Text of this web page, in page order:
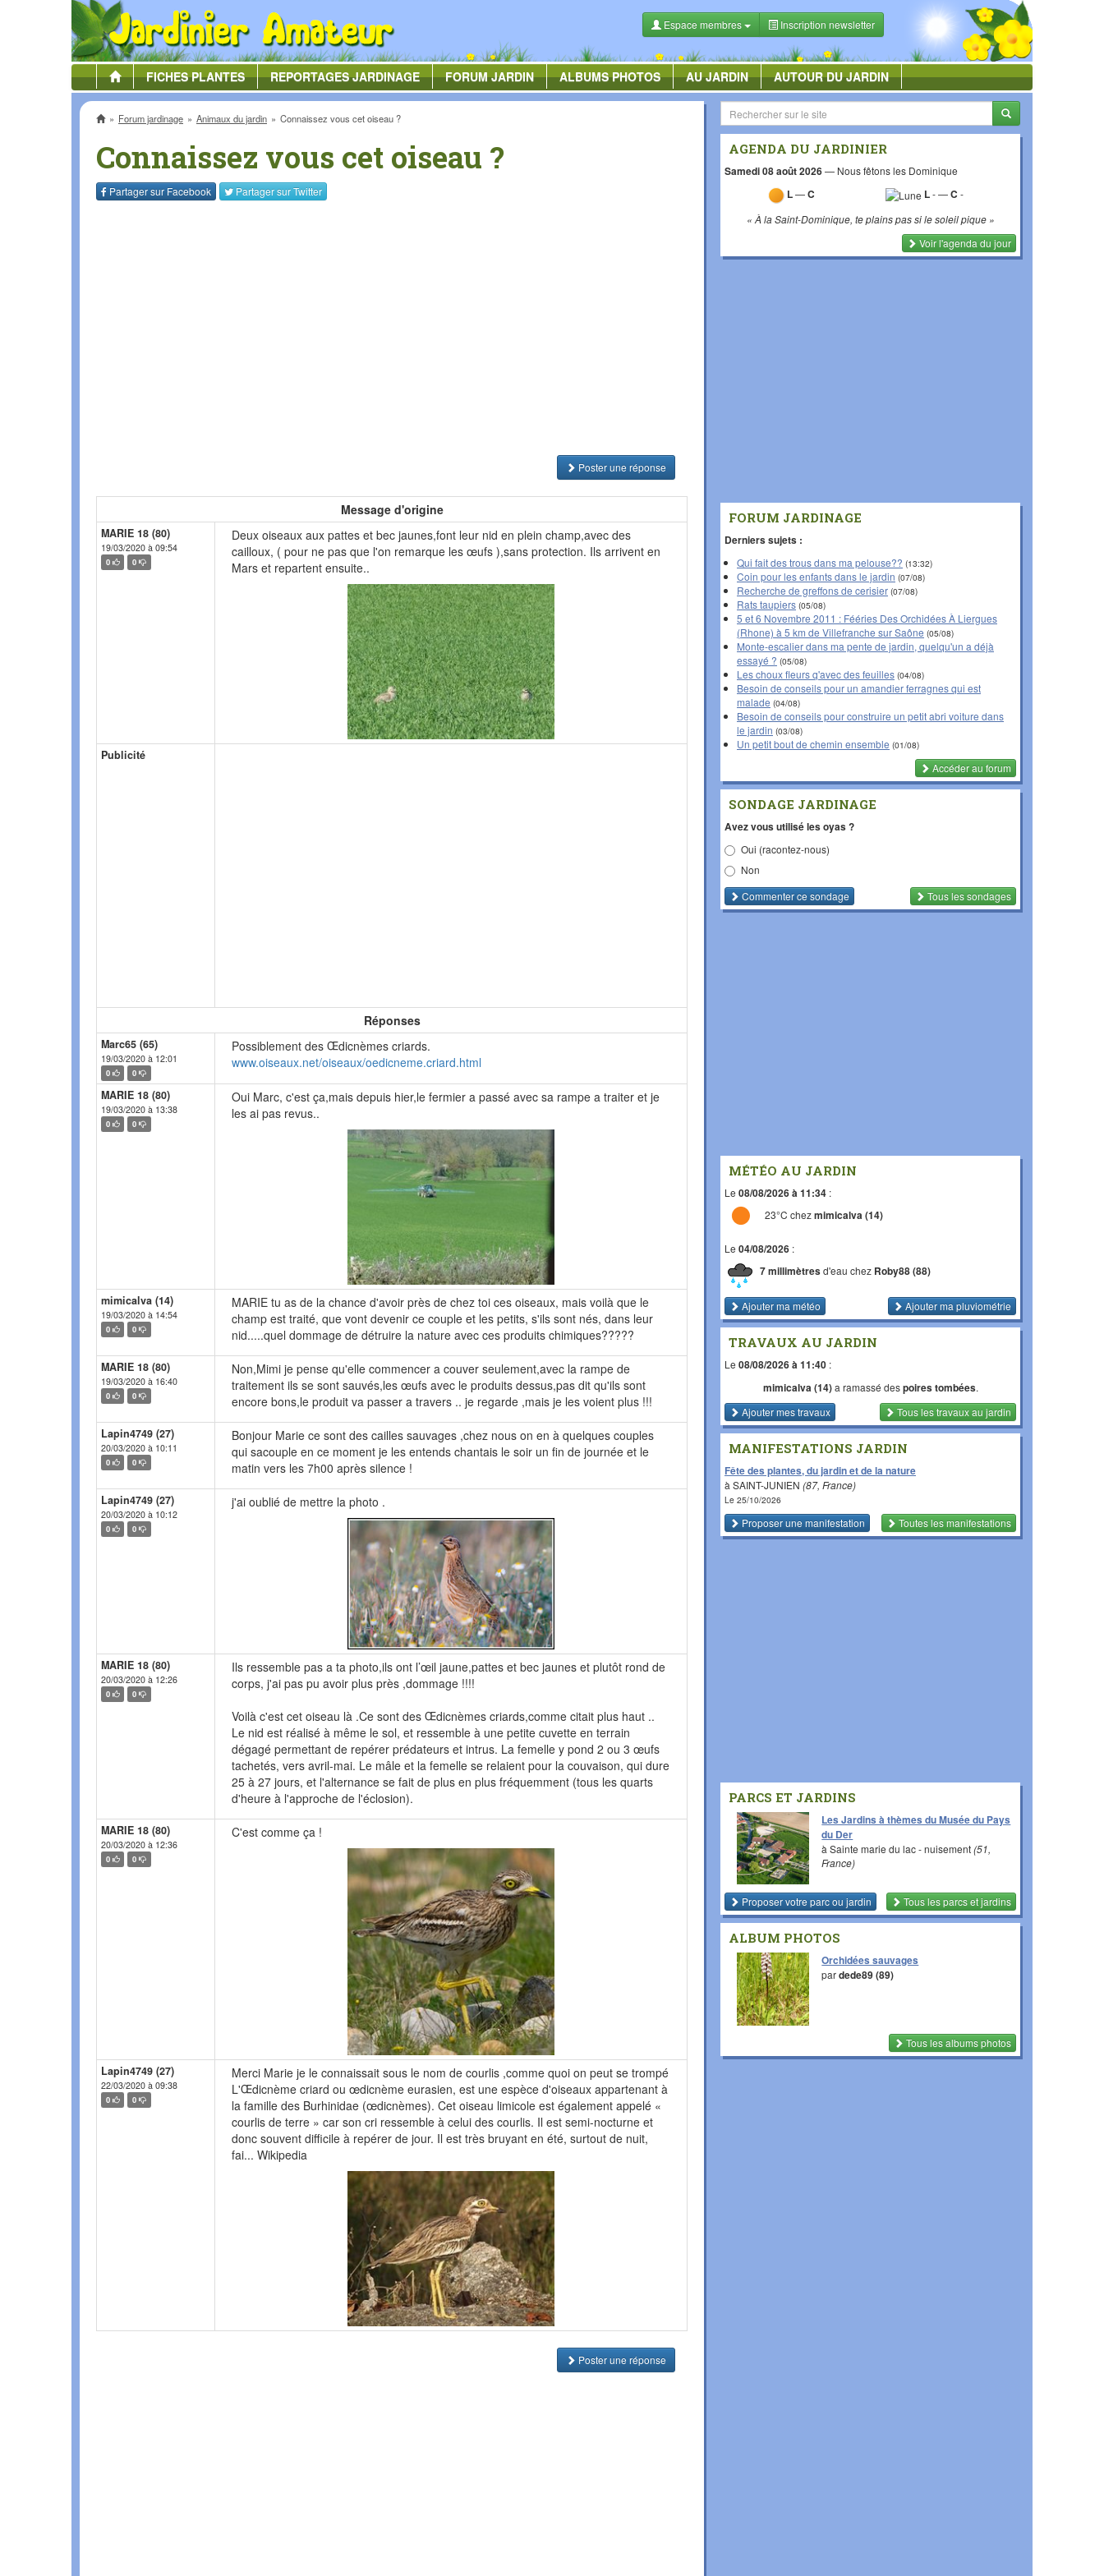
Espace membres Inscription newsletter
FICHESPLANTES REPORTAGESJARDINAGE FORUMJARDIN ALBUMSPHOTOS AU JARDIN AUTOUR DU JARDIN
AccueilForum jardinage Animaux du jardin Connaissez vous cet oiseau ?
Connaissez vous cet oiseau ?
Partager sur Facebook Partager surTwitter
Poster une réponse
Message d'origine
MARIE 18 (80)
19/03/2020 à 09:54
0 0
Deux oiseaux aux pattes et bec jaunes,font leur nid en plein champ,avec des
cailloux, ( pour ne pas que l'on remarque les œufs ),sans protection. Ils arrivent en
Mars et repartent ensuite..
Publicité
Réponses
Marc65 (65)
19/03/2020 à 12:01
0 0
Possiblement des Œdicnèmes criards.
www.oiseaux.net/oiseaux/oedicneme.criard.html
MARIE 18 (80)
19/03/2020 à 13:38
0 0
Oui Marc, c'est ça,mais depuis hier,le fermier a passé avec sa rampe a traiter et je
les ai pas revus..
mimicalva (14)
19/03/2020 à 14:54
0 0
MARIE tu as de la chance d'avoir près de chez toi ces oiseaux, mais voilà que le
champ est traité, que vont devenir ce couple et les petits, s'ils sont nés, dans leur
nid.....quel dommage de détruire la nature avec ces produits chimiques?????
MARIE 18 (80)
19/03/2020 à 16:40
0 0
Non,Mimi je pense qu'elle commencer a couver seulement,avec la rampe de
traitement ils se sont sauvés,les œufs avec le produits dessus,pas dit qu'ils sont
encore bons,le produit va passer a travers .. je regarde ,mais je les voient plus !!!
Lapin4749 (27)
20/03/2020 à 10:11
0 0
Bonjour Marie ce sont des cailles sauvages ,chez nous on en à quelques couples
qui sacouple en ce moment je les entends chantais le soir un fin de journée et le
matin vers les 7h00 après silence !
Lapin4749 (27)
20/03/2020 à 10:12
0 0
j'ai oublié de mettre la photo .
MARIE 18 (80)
20/03/2020 à 12:26
0 0
Ils ressemble pas a ta photo,ils ont l’œil jaune,pattes et bec jaunes et plutôt rond de
corps, j'ai pas pu avoir plus près ,dommage !!!!
Voilà c'est cet oiseau là .Ce sont des Œdicnèmes criards,comme citait plus haut ..
Le nid est réalisé à même le sol, et ressemble à une petite cuvette en terrain
dégagé permettant de repérer prédateurs et intrus. La femelle y pond 2 ou 3 œufs
tachetés, vers avril-mai. Le mâle et la femelle se relaient pour la couvaison, qui dure
25 à 27 jours, et l'alternance se fait de plus en plus fréquemment (tous les quarts
d'heure à l'approche de l'éclosion).
MARIE 18 (80)
20/03/2020 à 12:36
0 0
C'est comme ça !
Lapin4749 (27)
22/03/2020 à 09:38
0 0
Merci Marie je le connaissait sous le nom de courlis ,comme quoi on peut se trompé
L'Œdicnème criard ou œdicnème eurasien, est une espèce d'oiseaux appartenant à
la famille des Burhinidae (œdicnèmes). Cet oiseau limicole est également appelé «
courlis de terre » car son cri ressemble à celui des courlis. Il est semi-nocturne et
donc souvent difficile à repérer de jour. Il est très bruyant en été, surtout de nuit,
fai... Wikipedia
Poster une réponse
AGENDA DU JARDINIER
Samedi 08 août 2026— Nous fêtons les Dominique
L—C L-—C-
« À la Saint-Dominique, te plains pas si le soleil pique »
Voir l'agenda du jour
FORUM JARDINAGE
Derniers sujets :
Qui fait des trous dans ma pelouse?? (13:32)
Coin pour les enfants dans le jardin (07/08)
Recherche de greffons de cerisier (07/08)
Rats taupiers (05/08)
5 et 6 Novembre 2011 : Fééries Des Orchidées À Liergues
(Rhone) à 5 km de Villefranche sur Saône (05/08)
Monte-escalier dans ma pente de jardin, quelqu'un a déjà
essayé ? (05/08)
Les choux fleurs q'avec des feuilles (04/08)
Besoin de conseils pour un amandier ferragnes qui est
malade (04/08)
Besoin de conseils pour construire un petit abri voiture dans
le jardin (03/08)
Un petit bout de chemin ensemble (01/08)
Accéder au forum
SONDAGE JARDINAGE
Avez vous utilisé les oyas ?
Oui (racontez-nous)
Non
Commenterce sondage Tous les sondages
MÉTÉO AU JARDIN
Le 08/08/2026 à 11:34 :
23°C chezmimicalva (14)
Le 04/08/2026 :
7 millimètresd'eau chez Roby88 (88)
Ajouter ma météo Ajouter ma pluviométrie
TRAVAUX AU JARDIN
Le 08/08/2026 à 11:40 :
mimicalva (14)a ramassé despoires tombées.
Ajouter mes travaux
Tous les travauxau jardin
MANIFESTATIONS JARDIN
Fête des plantes, du jardin et de la nature
à SAINT-JUNIEN (87, France)
Le 25/10/2026
Proposer une manifestation Toutes les manifestations
PARCS ET JARDINS
Les Jardins à thèmes du Musée du Pays
du Der
à Sainte marie du lac - nuisement(51,
France)
Proposer votre parc ou jardin Tous les parcs et jardins
ALBUM PHOTOS
Orchidées sauvages
pardede89 (89)
Tous les albums photos